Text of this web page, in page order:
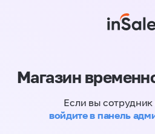
Магазин
Если вы
войдите в панель